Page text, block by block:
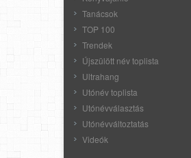
Tanácsok
TOP 100
Trendek
Újszülött név toplista
Ultrahang
Utónév toplista
Utónévválasztás
Utónévváltoztatás
Videók